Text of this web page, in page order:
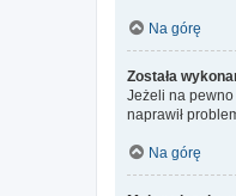
Na górę
Została
Jeżeli na pewno
naprawił
Na górę